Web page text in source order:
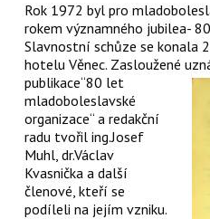
Rok 1972 byl pro
rokem významného jubilea-
Slavnostní schůze se konala
hotelu Věnec. Zasloužené
publikace“80 let
mladoboleslavské
organizace“ a redakční
radu tvořil ing.Josef
Muhl, dr.Václav
Kvasnička a další
členové, kteří se
podíleli na jejím vzniku.